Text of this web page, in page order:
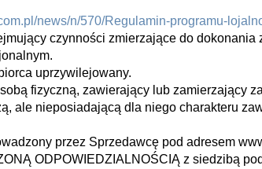
news/n/570/Regulamin-programu-
czynności zmierzające do
uprzywilejowany.
fizyczną, zawierający lub zamierzający
ale nieposiadającą dla niego charakteru
przez Sprzedawcę pod adresem
ODPOWIEDZIALNOŚCIĄ z siedzibą